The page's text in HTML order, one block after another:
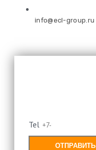
info@ecl-group.ru
Tel
ОТПРАВИТЬ